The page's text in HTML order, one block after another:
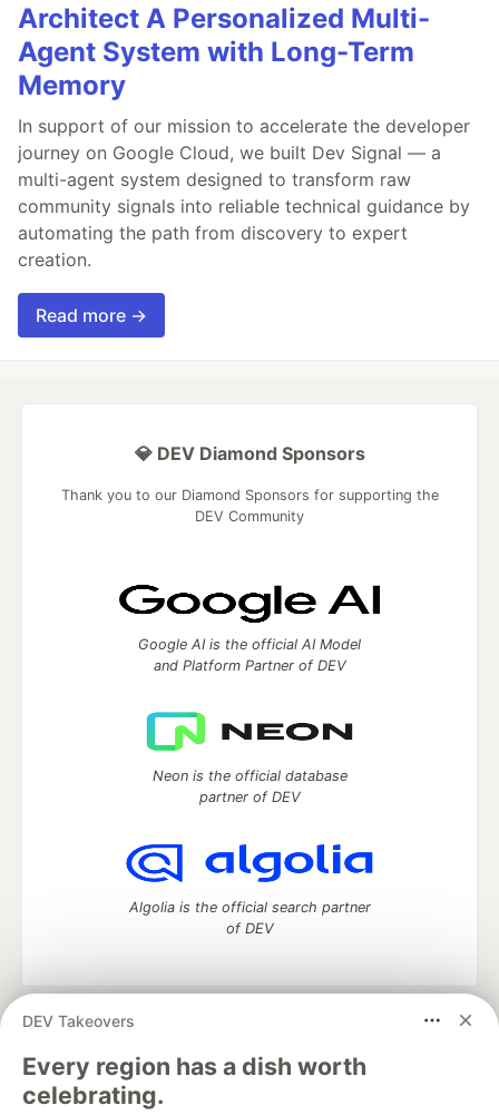
Architect A Personalized Multi-
Agent System with Long-Term
Memory
In support of our mission to accelerate the developer
journey on Google Cloud, we built Dev Signal — a
multi-agent system designed to transform raw
community signals into reliable technical guidance by
automating the path from discovery to expert
creation.
Read more →
DEV Takeovers
Every region has a dish worth
celebrating.
💎 DEV Diamond Sponsors
Thank you to our Diamond Sponsors for supporting the
DEV Community
Google AI is the official AI Model
and Platform Partner of DEV
Neon is the official database
partner of DEV
Algolia is the official search partner
of DEV
DEV Community
development and manage your software career
Home
DEV Challenges DEV++
Videos
DEV Education Tracks